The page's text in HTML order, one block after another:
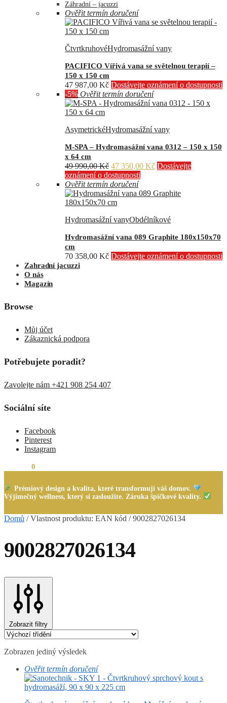
Záhradní – jacuzzi
Ověřit termín doručení
ČtvrtkruhovéHydromasážní vany
PACIFICO Vířivá vana se světelnou terapií –
150 x 150 cm
47 987,00 Kč Dostávejte oznámení o dostupnosti
-5% Ověřit termín doručení
AsymetrickéHydromasážní vany
M-SPA – Hydromasážní vana 0312 – 150 x 150
x 64 cm
49 990,00Kč Původní
cena
byla:
49
990,00 Kč.
47 350,00 KčAktuální
47
Dostávejte
oznámení o dostupnosti
Ověřit termín doručení
Hydromasážní vanyObdélníkové
Hydromasážní vana 089 Graphite 180x150x70
cm
70 358,00 Kč Dostávejte oznámení o dostupnosti
Zahradní jacuzzi
O nás
Magazín
Browse
Můj účet
Zákaznická podpora
Potřebujete poradit?
Zavolejte nám +421 908 254 407
Sociální síte
Facebook
Pinterest
Instagram
0
Prémiový design a kvalita, které transformují váš domov.
Výjimečný wellness, který si zasloužíte. Záruka špičkové kvality.
Domů /Vlastnost produktu: EAN kód /9002827026134
9002827026134
Zobrazit filtry
Zobrazen jediný výsledek
Ověřit termín doručení